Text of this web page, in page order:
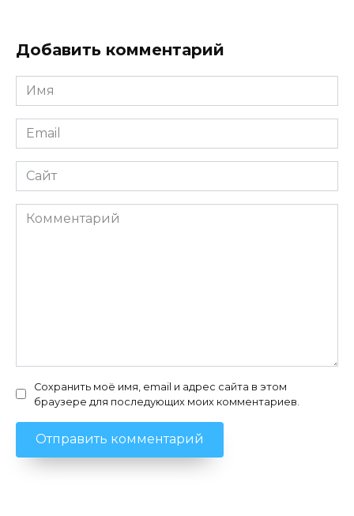
Добавить комментарий
Имя
*
Email
*
Сайт
Комментарий
Сохранить моё имя, email и адрес сайта в этом
браузере для последующих моих комментариев.